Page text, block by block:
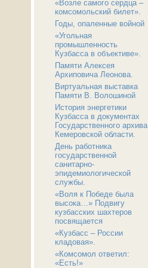
«Возле самого сердца –
комсомольский билет».
Годы, опаленные войной
«Угольная
промышленность
Кузбасса в объективе».
Памяти Алексея
Архиповича Леонова.
Виртуальная выставка
Памяти В. Волошиной
История энергетики
Кузбасса в документах
Государственного архива
Кемеровской области.
День работника
государственной
санитарно-
эпидемиологической
службы.
«Воля к Победе была
высока…» Подвигу
кузбасских шахтеров
посвящается
«Кузбасс – России
кладовая».
«Комсомол ответил:
«Есть!»